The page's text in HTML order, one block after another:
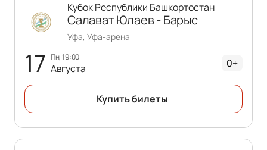
17 пн, 19:00
Августа
Кубок Республики Башкортостан
Салават Юлаев - Барыс
Уфа, Уфа-арена
0+
Купить билеты